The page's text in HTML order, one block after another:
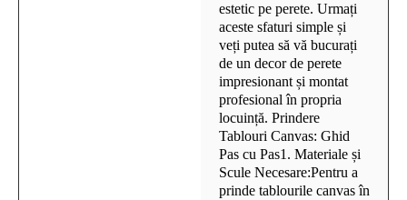
estetic pe perete. Urmați
aceste sfaturi simple și
veți putea să vă bucurați
de un decor de perete
impresionant și montat
profesional în propria
locuință. Prindere
Tablouri Canvas: Ghid
Pas cu Pas1. Materiale și
Scule Necesare:Pentru a
prinde tablourile canvas în